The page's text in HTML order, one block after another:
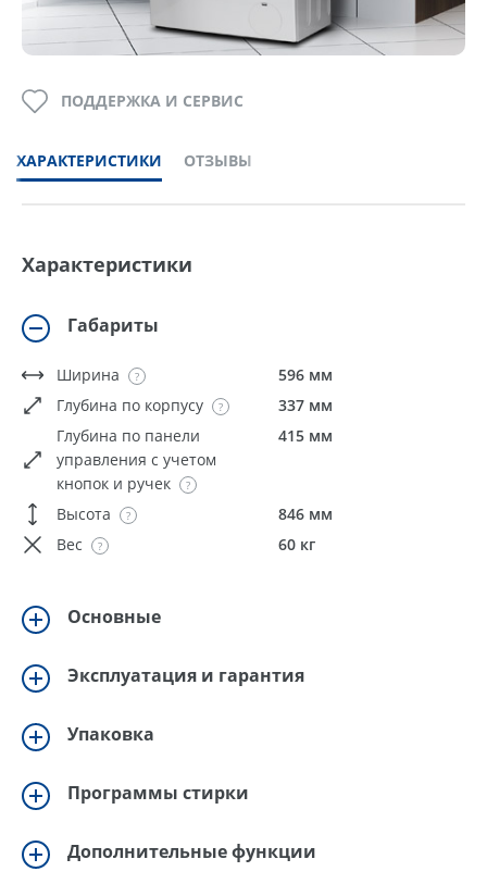
ХАРАКТЕРИСТИКИ ОТЗЫВЫ
ПОДДЕРЖКА И СЕРВИС
Характеристики
Габариты
Ширина
596 мм
Глубина по корпусу
337 мм
Глубина по панели
управления с учетом
кнопок и ручек
415 мм
Высота
846 мм
Вес
60 кг
Основные
Эксплуатация и гарантия
Упаковка
Программы стирки
Дополнительные функции